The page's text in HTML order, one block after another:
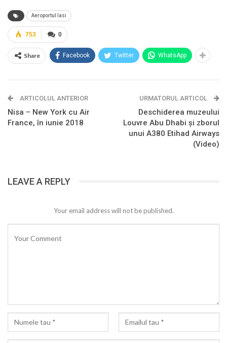
Aeroportul Iasi
0
753
Share Facebook Twitter WhatsApp
ARTICOLUL ANTERIOR
Nisa – New York cu Air
France, în iunie 2018
URMATORUL ARTICOL
Deschiderea muzeului
Louvre Abu Dhabi și zborul
unui A380 Etihad Airways
(Video)
LEAVE A REPLY
Your email address will not be published.